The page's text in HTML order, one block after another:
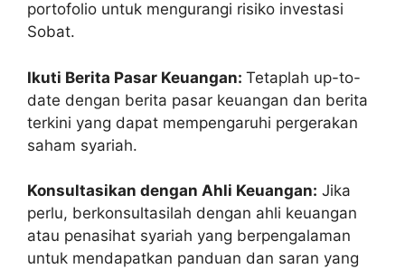
portofolio untuk mengurangi risiko investasi
Sobat.
Ikuti Berita Pasar Keuangan: Tetaplah up-to-
date dengan berita pasar keuangan dan berita
terkini yang dapat mempengaruhi pergerakan
saham syariah.
Konsultasikan dengan Ahli Keuangan: Jika
perlu, berkonsultasilah dengan ahli keuangan
atau penasihat syariah yang berpengalaman
untuk mendapatkan panduan dan saran yang